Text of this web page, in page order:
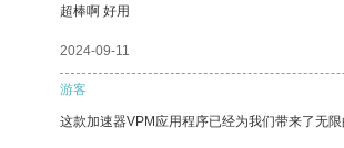
超棒啊 好用
2024-09-11
游客
这款加速器VPM应用程序已经为我们带来了无限